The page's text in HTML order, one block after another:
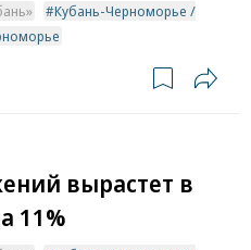
Кубань-Черноморье /
вырастет в
11%